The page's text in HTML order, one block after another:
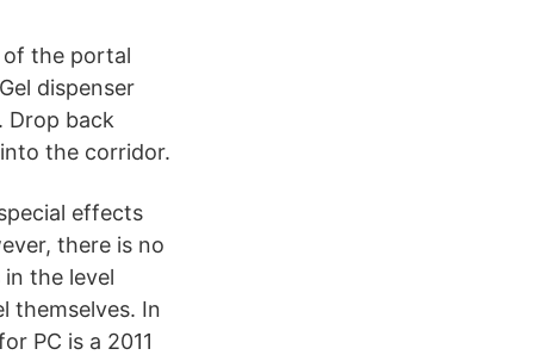
of the portal
dispenser
Drop back
the corridor.
effects
there is no
the level
themselves. In
PC is a 2011